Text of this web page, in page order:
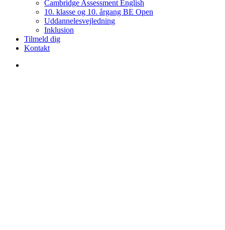
Cambridge Assessment English
10. klasse og 10. årgang BE Open
Uddannelesvejledning
Inklusion
Tilmeld dig
Kontakt